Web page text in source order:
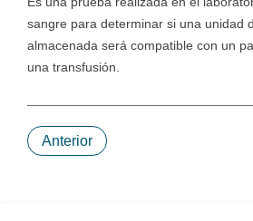
sangre para determinar si una unidad
almacenada será compatible con un
una transfusión.
Anterior